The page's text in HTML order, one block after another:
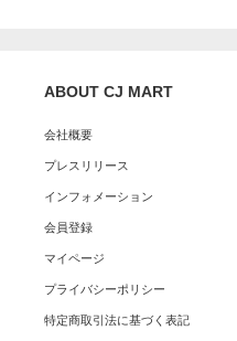
ABOUT CJ MART
会社概要
プレスリリース
インフォメーション
会員登録
マイページ
プライバシーポリシー
特定商取引法に基づく表記